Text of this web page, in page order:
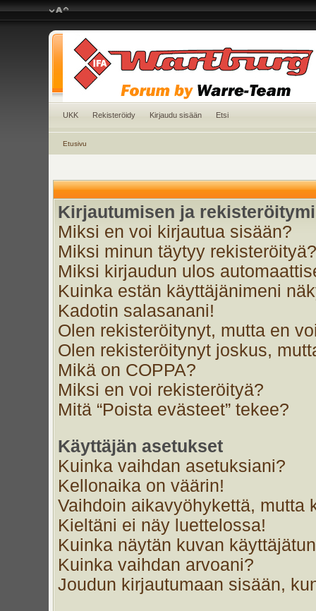
UKK Rekisteröidy Kirjaudu sisään Etsi
Etusivu
Kirjautumisen ja
Miksi en voi kirjautua sisään?
Miksi minun täytyy rekisteröityä?
Miksi kirjaudun ulos
Kuinka estän käyttäjänimeni
Kadotin salasanani!
Olen rekisteröitynyt, mutta en
Olen rekisteröitynyt joskus,
Mikä on COPPA?
Miksi en voi rekisteröityä?
Mitä “Poista evästeet” tekee?
Käyttäjän asetukset
Kuinka vaihdan asetuksiani?
Kellonaika on väärin!
Vaihdoin aikavyöhykettä, mutta
Kieltäni ei näy luettelossa!
Kuinka näytän kuvan
Kuinka vaihdan arvoani?
Joudun kirjautumaan sisään,